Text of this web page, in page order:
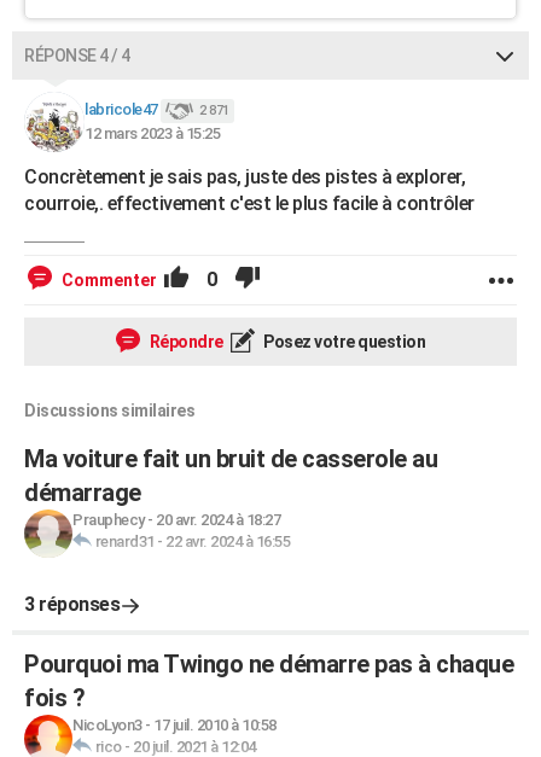
RÉPONSE 4 / 4
labricole47 2 871
12 mars 2023 à 15:25
Concrètement je sais pas, juste des pistes à explorer,
courroie,. effectivement c'est le plus facile à contrôler
Commenter 0
Répondre Posez votre question
Discussions similaires
Ma voiture fait un bruit de casserole au
démarrage
Prauphecy- 20 avr. 2024 à 18:27
renard31 - 22 avr. 2024 à 16:55
3 réponses
Pourquoi ma Twingo ne démarre pas à chaque
fois ?
NicoLyon3- 17 juil. 2010 à 10:58
rico- 20 juil. 2021 à 12:04